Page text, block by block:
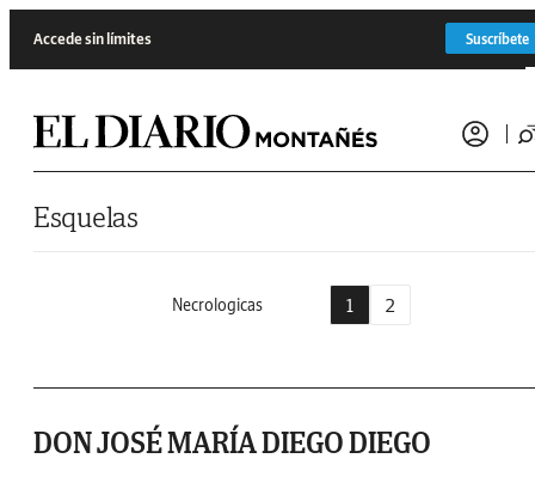
Accede sin límites Suscríbete
Esquelas
Necrologicas 1 2
DON JOSÉ MARÍA DIEGO DIEGO